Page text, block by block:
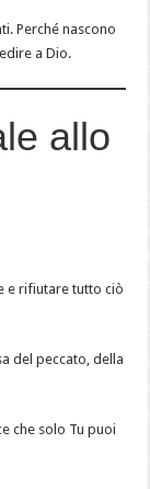
Perché nascono
a Dio.
allo
e rifiutare tutto ciò
del peccato, della
che solo Tu puoi